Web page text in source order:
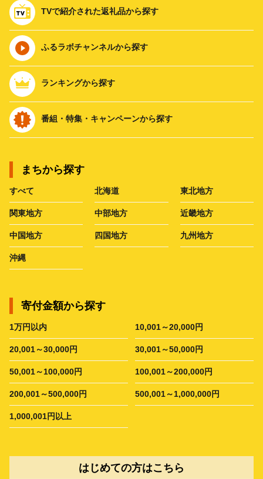
TVで紹介された返礼品から探す
ふるラボチャンネルから探す
ランキングから探す
番組・特集・キャンペーンから探す
まちから探す
すべて 北海道 東北地方
関東地方 中部地方 近畿地方
中国地方 四国地方 九州地方
沖縄
寄付金額から探す
1万円以内 10,001～20,000円
20,001～30,000円 30,001～50,000円
50,001～100,000円 100,001～200,000円
200,001～500,000円 500,001～1,000,000円
1,000,001円以上
はじめての方はこちら